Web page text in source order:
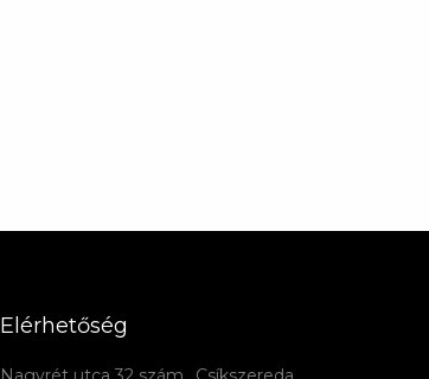
Elérhetőség